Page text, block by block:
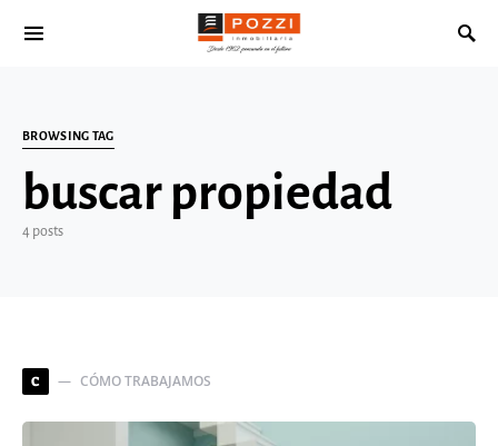
Search for:
BROWSING TAG
buscar propiedad
4 posts
C CÓMO TRABAJAMOS